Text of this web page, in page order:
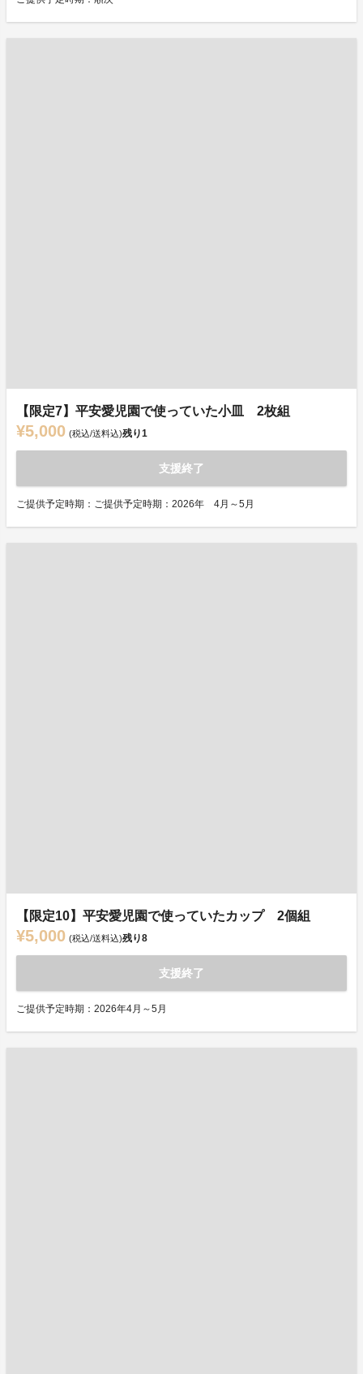
【限定7】平安愛児園で使っていた小皿 2枚組
¥5,000 (税込/送料込)残り1
支援終了
ご提供予定時期：ご提供予定時期：2026年 4月～5月
【限定10】平安愛児園で使っていたカップ 2個組
¥5,000 (税込/送料込)残り8
支援終了
ご提供予定時期：2026年4月～5月